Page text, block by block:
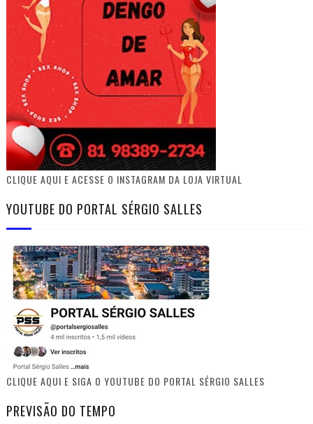
CLIQUE AQUI E ACESSE O INSTAGRAM DA LOJA VIRTUAL
YOUTUBE DO PORTAL SÉRGIO SALLES
CLIQUE AQUI E SIGA O YOUTUBE DO PORTAL SÉRGIO SALLES
PREVISÃO DO TEMPO